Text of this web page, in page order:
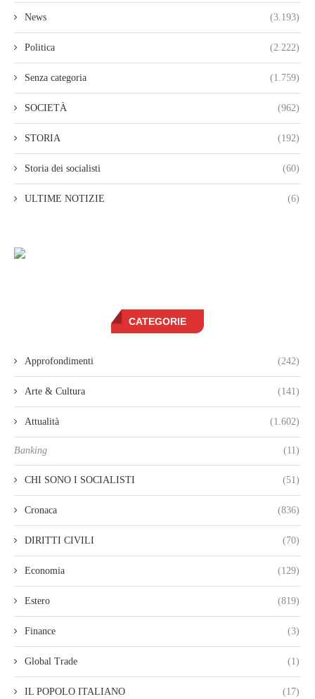
News (3.193)
Politica (2.222)
Senza categoria (1.759)
SOCIETÀ (962)
STORIA (192)
Storia dei socialisti (60)
ULTIME NOTIZIE (6)
CATEGORIE
Approfondimenti (242)
Arte & Cultura (141)
Attualità (1.602)
Banking (11)
CHI SONO I SOCIALISTI (51)
Cronaca (836)
DIRITTI CIVILI (70)
Economia (129)
Estero (819)
Finance (3)
Global Trade (1)
IL POPOLO ITALIANO (17)